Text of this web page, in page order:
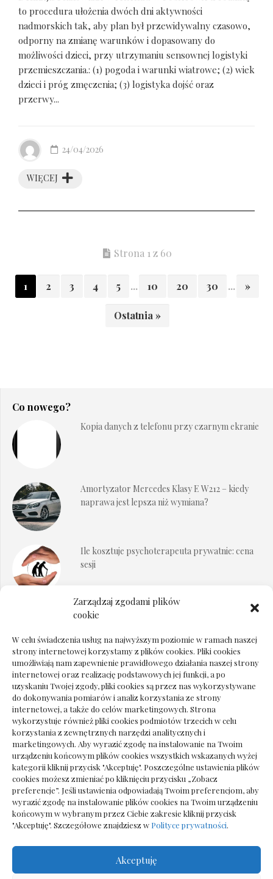
Zarządzaj zgodami plików
cookie
W celu świadczenia usług na najwyższym poziomie w ramach naszej
strony internetowej korzystamy z plików cookies. Pliki cookies
umożliwiają nam zapewnienie prawidłowego działania naszej strony
internetowej oraz realizację podstawowych jej funkcji, a po
uzyskaniu Twojej zgody, pliki cookies są przez nas wykorzystywane
do dokonywania pomiarów i analiz korzystania ze strony
internetowej, a także do celów marketingowych. Strona
wykorzystuje również pliki cookies podmiotów trzecich w celu
korzystania z zewnętrznych narzędzi analitycznych i
marketingowych. Aby wyrazić zgodę na instalowanie na Twoim
urządzeniu końcowym plików cookies wszystkich wskazanych wyżej
kategorii kliknij przycisk "Akceptuję". Poszczególne ustawienia plików
cookies możesz zmieniać po kliknięciu przycisku „Zobacz
preferencje”. Jeśli ustawienia odpowiadają Twoim preferencjom, aby
wyrazić zgodę na instalowanie plików cookies na Twoim urządzeniu
końcowym w wybranym przez Ciebie zakresie kliknij przycisk
"Akceptuję". Szczegółowe znajdziesz w Polityce prywatności.
Akceptuję
to procedura ułożenia dwóch dni aktywności
nadmorskich tak, aby plan był przewidywalny czasowo,
odporny na zmianę warunków i dopasowany do
możliwości dzieci, przy utrzymaniu sensownej logistyki
przemieszczania.: (1) pogoda i warunki wiatrowe; (2) wiek
dzieci i próg zmęczenia; (3) logistyka dojść oraz
przerwy...
WIĘCEJ
24/04/2026
Strona 1 z 60
1 2 3 4 5 ... 10 20 30 ... »
Ostatnia »
Co nowego?
Kopia danych z telefonu przy czarnym ekranie
Amortyzator Mercedes Klasy E W212 – kiedy
naprawa jest lepsza niż wymiana?
Ile kosztuje psychoterapeuta prywatnie: cena
sesji
Dokumenty do odbioru przy zmianie biura
Deska podłogowa do salonu: jak wybrać bez
pośpiechu